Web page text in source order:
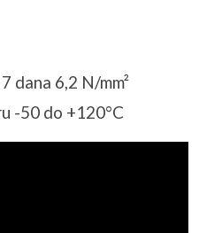
dana 6,2 N/mm²
-50 do +120°C